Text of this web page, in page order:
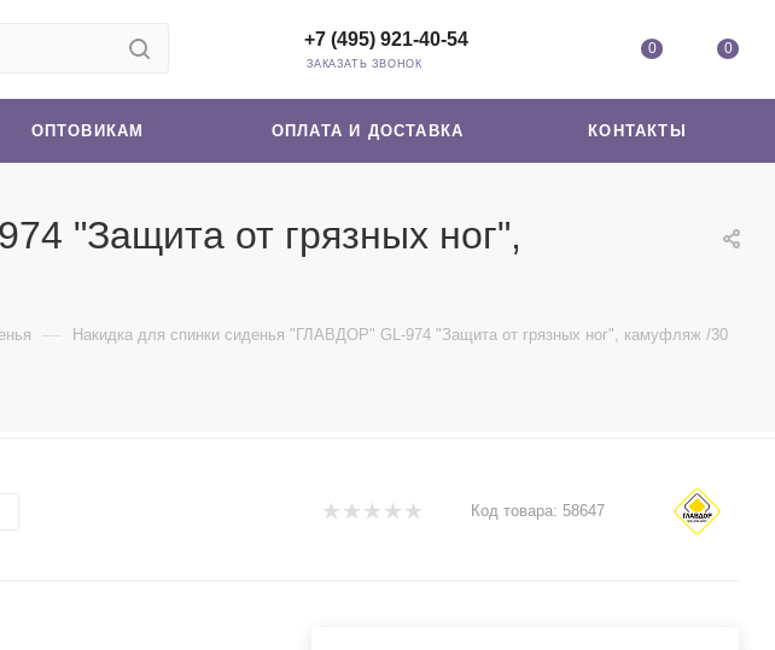
0 0
+7 (495) 921-40-54
ЗАКАЗАТЬ ЗВОНОК
ОПТОВИКАМ ОПЛАТА И ДОСТАВКА КОНТАКТЫ
"Защита от грязных ног",
— Накидка для спинки сиденья "ГЛАВДОР" GL-974 "Защита от грязных ног", камуфляж /30
Код товара: 58647